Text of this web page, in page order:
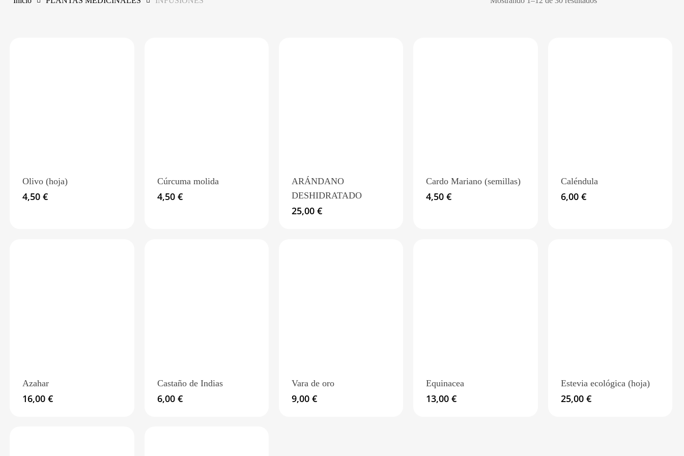
Olivo (hoja)
4,50€
Cúrcuma molida
4,50 €
ARÁNDANO
DESHIDRATADO
25,00 €
Cardo Mariano (semillas)
4,50€
Caléndula
6,00 €
Azahar
16,00€
Castaño de Indias
6,00 €
Vara de oro
9,00 €
Equinacea
13,00€
Estevia ecológica (hoja)
25,00 €